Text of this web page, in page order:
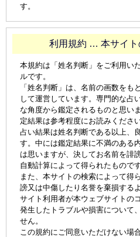
す。
利用規約 … 本サイト
本規約は「姓名判断」をご利用い
ルです。
「姓名判断」は、名前の画数をも
して運営しています。専門的な占
な角度から鑑定されるものと思い
定結果は参考程度にお読みください
占い結果は姓名判断である以上、
す。中には鑑定結果に不満のある
は思いますが、決してお名前を誹
自動計算によって得られたものです
また、本サイトの検索によって得
謗又は中傷したり名誉を棄損する
サイト利用者が本ウェブサイトの
発生したトラブルや損害について
せん。
この規約にご同意いただけない場